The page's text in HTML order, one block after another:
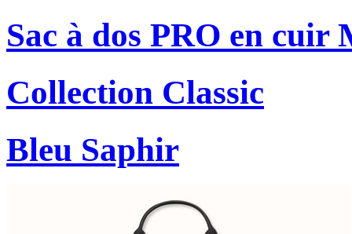
Sac à dos PRO en cuir
Collection Classic
Bleu Saphir